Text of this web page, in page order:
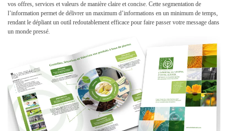
vos offres, services et valeurs de manière claire et concise. Cette segmentation de
l’information permet de délivrer un maximum d’informations en un minimum de temps,
rendant le dépliant un outil redoutablement efficace pour faire passer votre message dans
un monde pressé.